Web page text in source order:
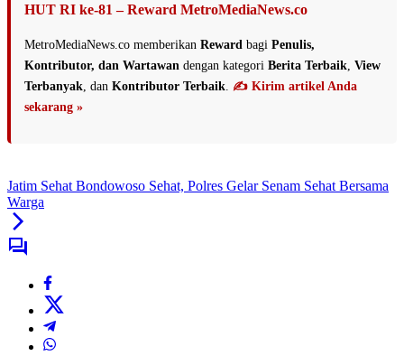
HUT RI ke-81 – Reward MetroMediaNews.co
MetroMediaNews.co memberikan Reward bagi Penulis,
Kontributor, dan Wartawan dengan kategori Berita Terbaik View
Terbanyak , dan Kontributor Terbaik ✍️ Kirim artikel Anda
sekarang »
Jatim Sehat Bondowoso Sehat, Polres Gelar Senam Sehat Bersama
Warga